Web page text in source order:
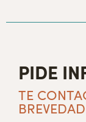
PIDE
TE
BREVEDAD